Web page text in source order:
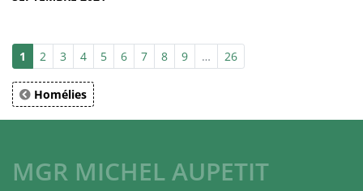
1 2 3 4 5 6 7 8 9 … 26
Homélies
MGR MICHEL AUPETIT